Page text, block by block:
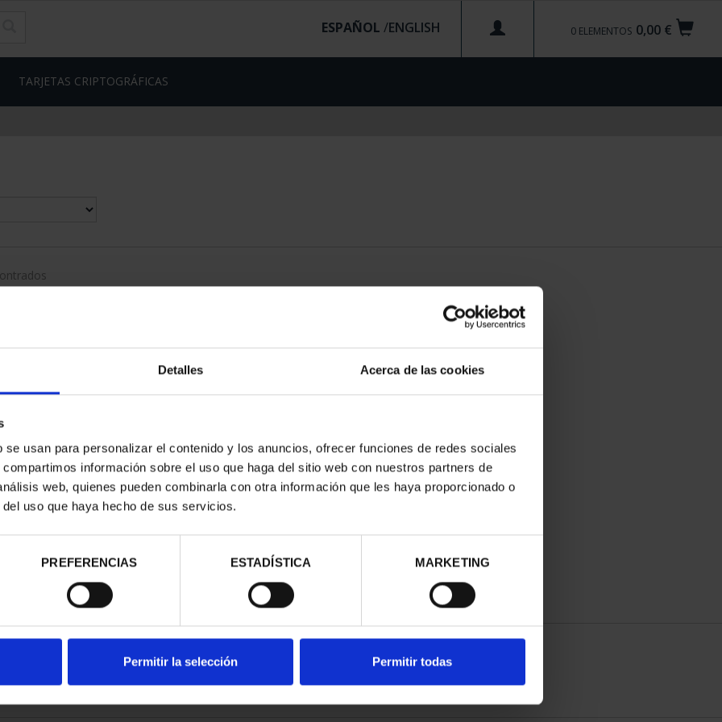
Detalles Acerca de las cookies
usan para personalizar el contenido y los anuncios, ofrecer funciones de redes sociales
información sobre el uso que haga del sitio web con nuestros partners de
web, quienes pueden combinarla con otra información que les haya proporcionado o
uso que haya hecho de sus servicios.
PREFERENCIAS ESTADÍSTICA MARKETING
Permitir la selección Permitir todas
0,00 €
0 ELEMENTOS
ESPAÑOL /
TARJETAS CRIPTOGRÁFICAS
SOROLLA